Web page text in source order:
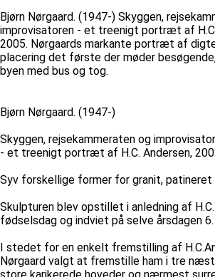
Bjørn Nørgaard. (1947-) Skyggen,
improvisatoren - et treenigt portræt af
2005. Nørgaards markante portræt af
placering det første der møder
byen med bus og tog.
Bjørn Nørgaard. (1947-)
Skyggen, rejsekammeraten og
- et treenigt portræt af H.C. Andersen,
Syv forskellige former for granit, patineret
Skulpturen blev opstillet i anledning af
fødselsdag og indviet på selve årsdagen
I stedet for en enkelt fremstilling af
Nørgaard valgt at fremstille ham i tre
store karikerede hoveder og nærmest